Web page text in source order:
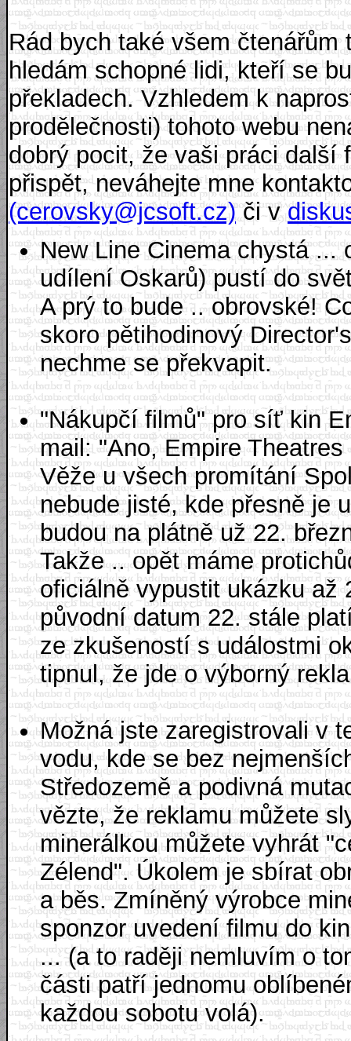
Rád bych také všem
hledám schopné lidi, kteří se
překladech. Vzhledem k
prodělečnosti) tohoto webu
dobrý pocit, že vaši práci další
přispět, neváhejte mne
(cerovsky@jcsoft.cz)či v
New Line Cinema chystá ...
udílení Oskarů) pustí do
A prý to bude .. obrovské!
skoro pětihodinový
nechme se překvapit.
"Nákupčí filmů" pro síť kin
mail: "Ano, Empire
Věže u všech promítání
nebude jisté, kde přesně je
budou na plátně už 22.
Takže .. opět máme
oficiálně vypustit ukázku až
původní datum 22. stále
ze zkušeností s událostmi
tipnul, že jde o výborný
Možná jste zaregistrovali v
vodu, kde se bez
Středozemě a podivná
vězte, že reklamu můžete
minerálkou můžete vyhrát
Zélend". Úkolem je sbírat
a běs. Zmíněný výrobce
sponzor uvedení filmu do
... (a to raději nemluvím o
části patří jednomu
každou sobotu volá).